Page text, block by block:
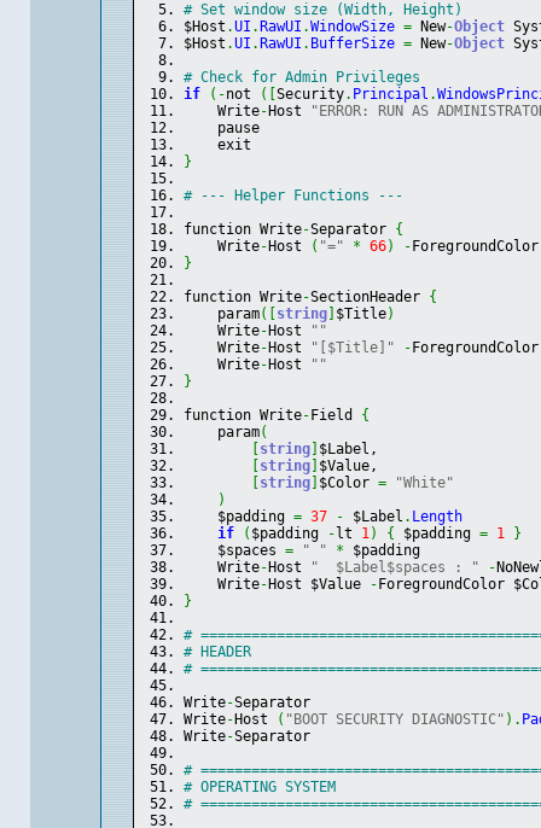
# Set window size (Width, Height)
$Host .UI . RawUI .WindowSize = New-Object
$Host .UI . RawUI . BufferSize = New-Object
# Check for Admin Privileges
if
( -not ( [Security. Principal .
Write- Host
"ERROR: RUN AS
pause
exit
}
# --- Helper Functions ---
function Write-Separator {
Write- Host ( "=" * 66) -
}
function Write-SectionHeader {
param( string $Title)
Write- Host
""
Write- Host "[$Title]" -
Write- Host
""
}
function Write- Field {
param(
string $Label,
string $Value,
string $Color =
"White"
)
$padding = 37 - $Label . Length
if
( $padding - lt 1) { $padding = 1
}
$spaces = " " * $padding
Write- Host "  $Label$spaces : " -
Write- Host $Value - ForegroundColor
}
#
# HEADER
#
Write-Separator
Write- Host ( "BOOT SECURITY DIAGNOSTIC" ) .
Write-Separator
#
# OPERATING SYSTEM
#